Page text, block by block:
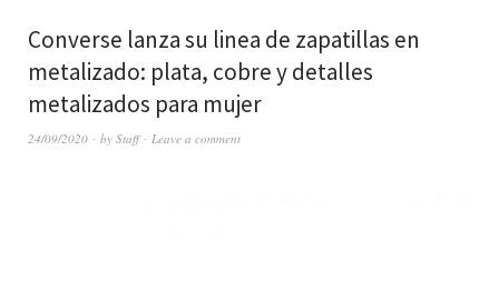
Converse lanza su linea de zapatillas en
metalizado: plata, cobre y detalles
metalizados para mujer
24/09/2020 by Staff Leave a comment